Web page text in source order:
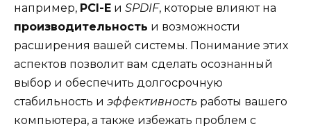
например, PCI-E и SPDIF, которые влияют на
производительность и возможности
расширения вашей системы. Понимание этих
аспектов позволит вам сделать осознанный
выбор и обеспечить долгосрочную
стабильность и эффективность работы вашего
компьютера, а также избежать проблем с